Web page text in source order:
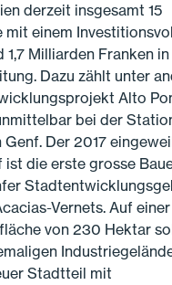
derzeit insgesamt 15
mit einem
1,7 Milliarden Franken in
Dazu zählt unter
Alto
bei der
Genf. Der 2017
ist die erste grosse
Vernets. Auf einer
von 230 Hektar
Stadtteil mit